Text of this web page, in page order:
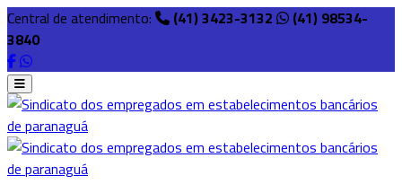
Central de atendimento: (41) 3423-3132
(41) 98534-
3840